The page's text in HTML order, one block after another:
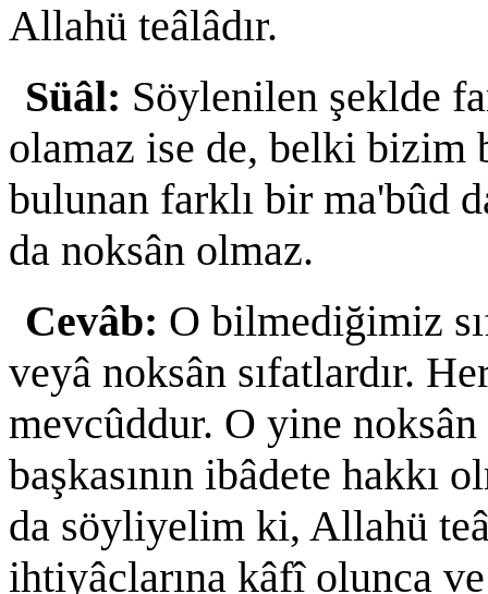
Allahü teâlâdır.
Süâl: Söylenilen şeklde
olamaz ise de, belki bizim
bulunan farklı bir ma'bûd
da noksân olmaz.
Cevâb: O bilmediğimiz
veyâ noksân sıfatlardır.
mevcûddur. O yine
başkasının ibâdete hakkı
da söyliyelim ki, Allahü
ihtiyâclarına kâfî olunca